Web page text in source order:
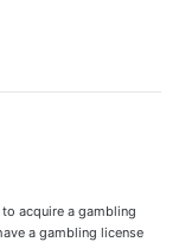
acquire a gambling
a gambling license